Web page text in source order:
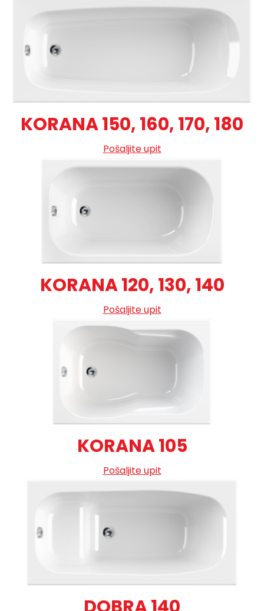
KORANA 150, 160, 170, 180
Pošaljite upit
KORANA 120, 130, 140
Pošaljite upit
KORANA 105
Pošaljite upit